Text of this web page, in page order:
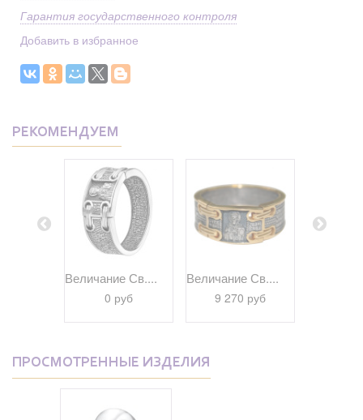
Гарантия государственного контроля
Добавить в избранное
РЕКОМЕНДУЕМ
Величание Св....
0 руб
Величание Св....
9 270 руб
ПРОСМОТРЕННЫЕ ИЗДЕЛИЯ